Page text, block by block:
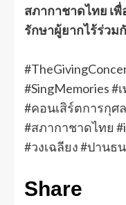
สภากาชาดไทย เพื่
รักษาผู้ยากไร้ร่วม
#SingMemories
#คอนเสิร์ตการกุศ
#สภากาชาดไทย
#วงเฉลียง #ปาน
Share